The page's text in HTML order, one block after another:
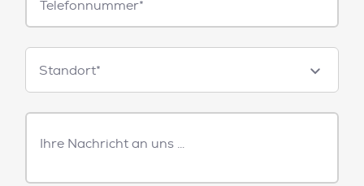
Standorte
Standort*
Freitext
Nachricht